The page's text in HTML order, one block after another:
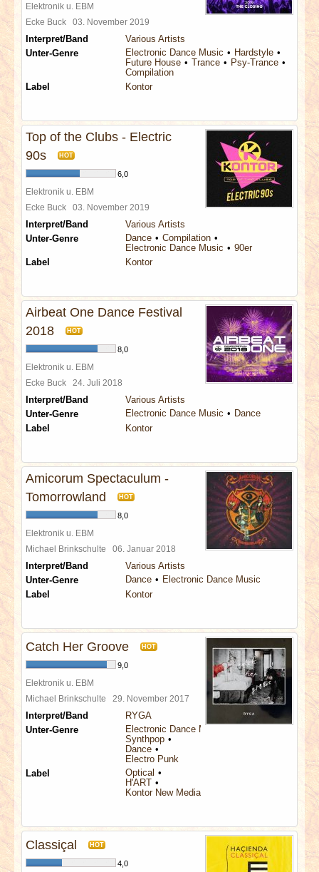
Elektronik u. EBM
Ecke Buck 03. November 2019
Interpret/Band
Various Artists
Unter-Genre
Electronic Dance Music
Hardstyle
Future House
Trance
Psy-Trance
Compilation
Label
Kontor
Top of the Clubs - Electric
90s
HOT
6,0
Elektronik u. EBM
Ecke Buck 03. November 2019
Interpret/Band
Various Artists
Unter-Genre
Dance
Compilation
Electronic Dance Music
90er
Label
Kontor
Airbeat One Dance Festival
2018
HOT
8,0
Elektronik u. EBM
Ecke Buck 24. Juli 2018
Interpret/Band
Various Artists
Unter-Genre
Electronic Dance Music
Dance
Label
Kontor
Amicorum Spectaculum -
Tomorrowland
HOT
8,0
Elektronik u. EBM
Michael Brinkschulte 06. Januar 2018
Interpret/Band
Various Artists
Unter-Genre
Dance
Electronic Dance Music
Label
Kontor
Catch Her Groove HOT
9,0
Elektronik u. EBM
Michael Brinkschulte 29. November 2017
Interpret/Band
RYGA
Unter-Genre
Electronic Dance Music
Synthpop
Dance
Electro Punk
Label
Optical
H'ART
Kontor New Media
Classiçal HOT
4,0